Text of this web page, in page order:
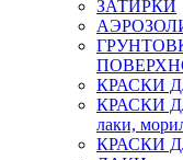
ЗАТИРКИ
АЭРОЗОЛИ
КРАСКИ
КРАСКИ
лаки,
КРАСКИ